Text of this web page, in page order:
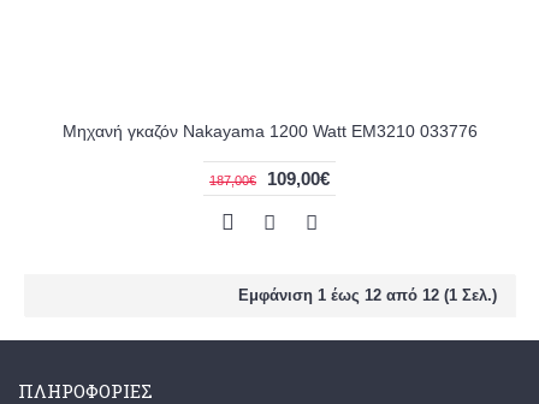
Μηχανή γκαζόν Nakayama 1200 Watt EM3210 033776
187,00€ 109,00€
Εμφάνιση 1 έως 12 από 12 (1 Σελ.)
ΠΛΗΡΟΦΟΡΙΕΣ